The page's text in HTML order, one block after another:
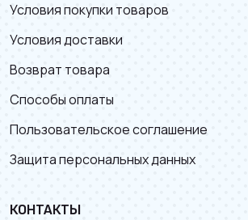
Условия покупки товаров
Условия доставки
Возврат товара
Способы оплаты
Пользовательское соглашение
Защита персональных данных
КОНТАКТЫ